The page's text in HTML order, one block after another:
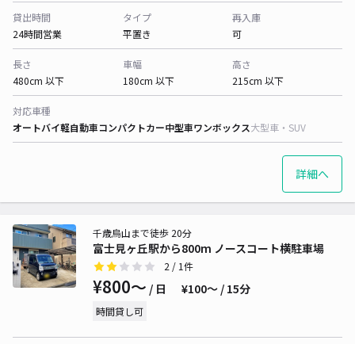
貸出時間
24時間営業
タイプ
平置き
再入庫
可
長さ
480cm 以下
車幅
180cm 以下
高さ
215cm 以下
対応車種
オートバイ軽自動車コンパクトカー中型車ワンボックス大型車・SUV
詳細へ
富士見ヶ丘駅から800m ノースコート横駐車場
千歳烏山まで徒歩 20分
2 / 1件
¥800〜 / 日 ¥100〜 / 15分
時間貸し可